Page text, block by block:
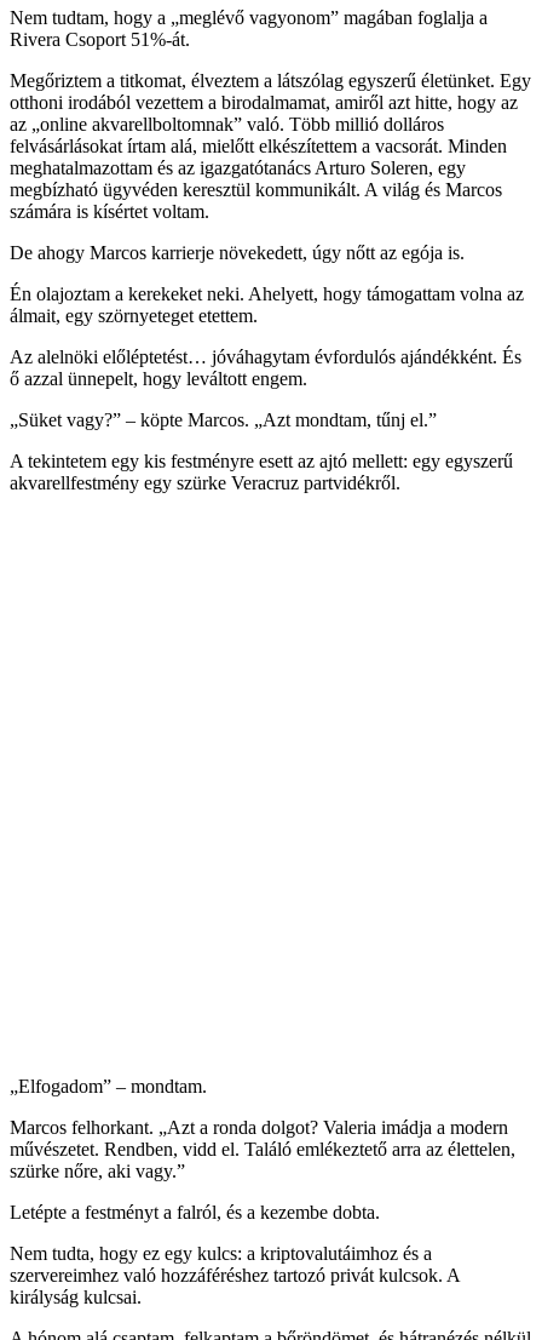
Nem tudtam, hogy a „meglévő vagyonom” magában foglalja a
Rivera Csoport 51%-át.
Megőriztem a titkomat, élveztem a látszólag egyszerű életünket. Egy
otthoni irodából vezettem a birodalmamat, amiről azt hitte, hogy az
az „online akvarellboltomnak” való. Több millió dolláros
felvásárlásokat írtam alá, mielőtt elkészítettem a vacsorát. Minden
meghatalmazottam és az igazgatótanács Arturo Soleren, egy
megbízható ügyvéden keresztül kommunikált. A világ és Marcos
számára is kísértet voltam.
De ahogy Marcos karrierje növekedett, úgy nőtt az egója is.
Én olajoztam a kerekeket neki. Ahelyett, hogy támogattam volna az
álmait, egy szörnyeteget etettem.
Az alelnöki előléptetést… jóváhagytam évfordulós ajándékként. És
ő azzal ünnepelt, hogy leváltott engem.
„Süket vagy?” – köpte Marcos. „Azt mondtam, tűnj el.”
A tekintetem egy kis festményre esett az ajtó mellett: egy egyszerű
akvarellfestmény egy szürke Veracruz partvidékről.
„Elfogadom” – mondtam.
Marcos felhorkant. „Azt a ronda dolgot? Valeria imádja a modern
művészetet. Rendben, vidd el. Találó emlékeztető arra az élettelen,
szürke nőre, aki vagy.”
Letépte a festményt a falról, és a kezembe dobta.
Nem tudta, hogy ez egy kulcs: a kriptovalutáimhoz és a
szervereimhez való hozzáféréshez tartozó privát kulcsok. A
királyság kulcsai.